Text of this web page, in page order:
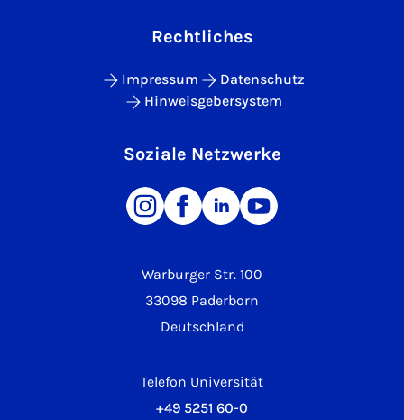
Warburger Str. 100
33098 Paderborn
Deutschland
Telefon Universität
+49 5251 60-0
Rechtliches
Impressum
Datenschutz
Hinweisgebersystem
Soziale Netzwerke